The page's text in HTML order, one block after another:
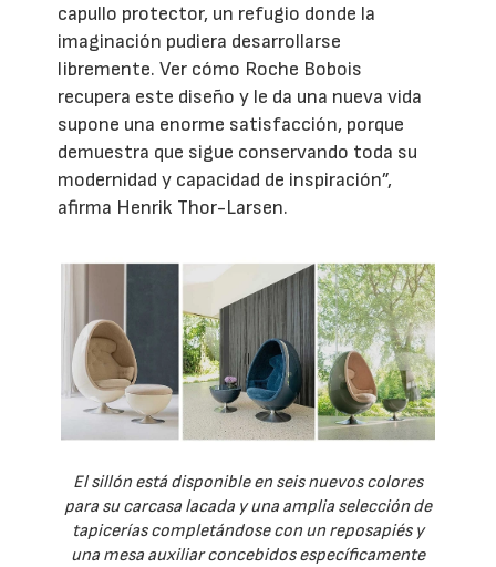
capullo protector, un refugio donde la
imaginación pudiera desarrollarse
libremente. Ver cómo Roche Bobois
recupera este diseño y le da una nueva vida
supone una enorme satisfacción, porque
demuestra que sigue conservando toda su
modernidad y capacidad de inspiración”,
afirma Henrik Thor-Larsen.
El sillón está disponible en seis nuevos colores
para su carcasa lacada y una amplia selección de
tapicerías completándose con un reposapiés y
una mesa auxiliar concebidos específicamente